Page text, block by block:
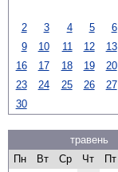
2
3 4 5 6
9
10 11 12 13
16
17 18 19 20
23
24 25 26 27
30
травень
Пн
Вт Ср Чт Пт